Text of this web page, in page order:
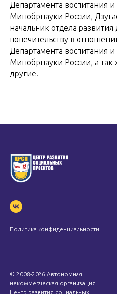
Департамента воспитания
Минобрнауки России,
начальник отдела развития
попечительству в
Департамента воспитания
Минобрнауки России, а
другие.
Политика конфиденциальности
© 2008-2026 Автономная
некоммерческая организация
Центр развития социальных